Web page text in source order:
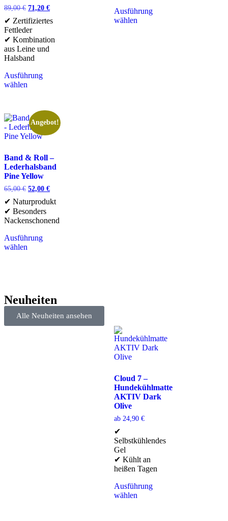
89,00€ 71,20 €
✔ Zertifiziertes
Fettleder
✔ Kombination
aus Leine und
Halsband
Ausführung
wählen
Ausführung
wählen
Angebot!
Band & Roll –
Lederhalsband
Pine Yellow
65,00€ 52,00 €
✔ Naturprodukt
✔ Besonders
Nackenschonend
Ausführung
wählen
Neuheiten
Alle Neuheiten ansehen
Cloud 7 –
Hundekühlmatte
AKTIV Dark
Olive
ab 24,90 €
✔
Selbstkühlendes
Gel
✔ Kühlt an
heißen Tagen
Ausführung
wählen